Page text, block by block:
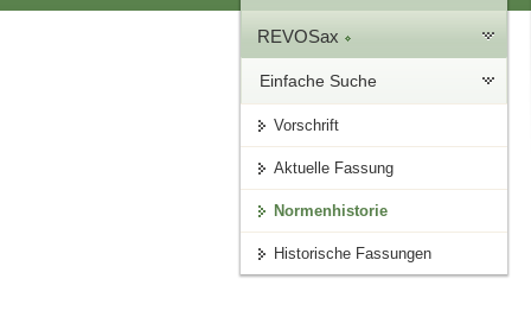
REVOSax
Einfache Suche
Vorschrift
Aktuelle Fassung
Normenhistorie
Historische Fassungen